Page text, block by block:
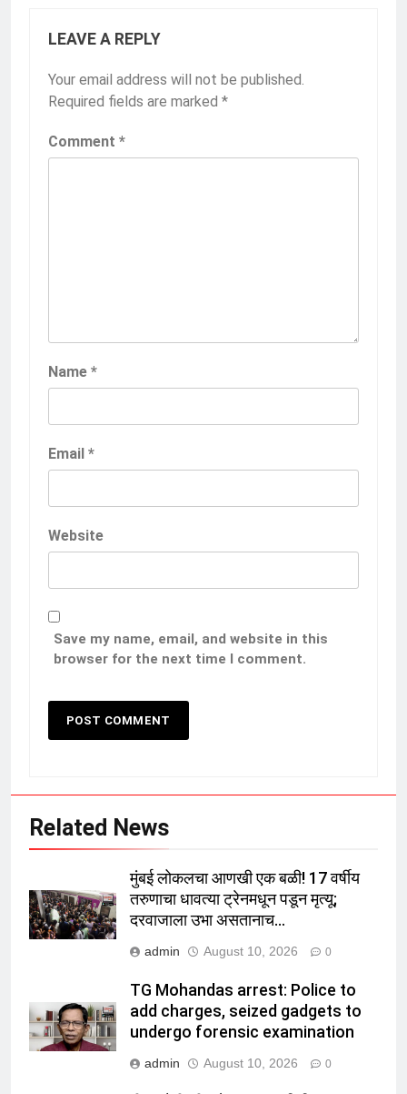
LEAVE A REPLY
Your email address will not be published.
Required fields are marked *
Comment *
Name *
Email *
Website
Save my name, email, and website in this
browser for the next time I comment.
Related News
मुंबई लोकलचा आणखी एक बळी! 17 वर्षीय
तरुणाचा धावत्या ट्रेनमधून पडून मृत्यू;
दरवाजाला उभा असतानाच…
admin August 10, 2026 0
TG Mohandas arrest: Police to
add charges, seized gadgets to
undergo forensic examination
admin August 10, 2026 0